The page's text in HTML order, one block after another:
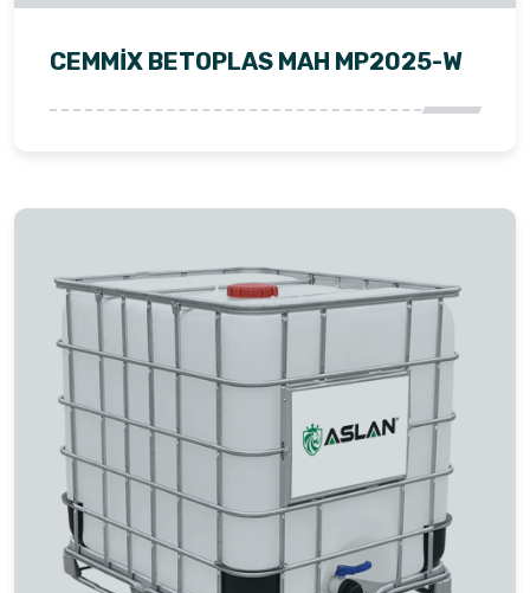
CEMMİX BETOPLAS MAH MP2025-W